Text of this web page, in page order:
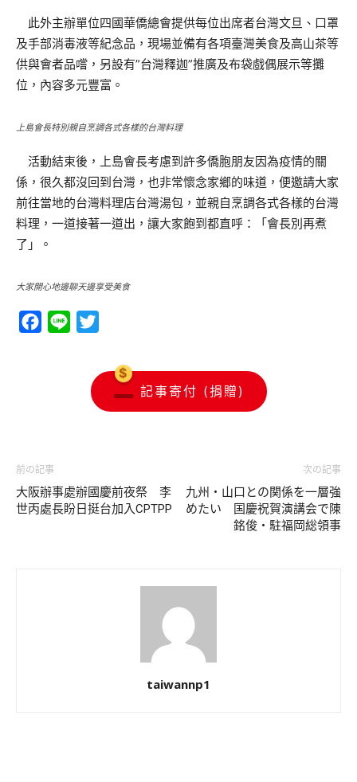
此外主辦單位四國華僑總會提供每位出席者台灣文旦、口罩
及手部消毒液等紀念品，現場並備有各項臺灣美食及高山茶等
供與會者品嚐，另設有”台灣釋迦”推廣及布袋戲偶展示等攤
位，內容多元豐富。
上島會長特別親自烹調各式各樣的台灣料理
活動結束後，上島會長考慮到許多僑胞朋友因為疫情的關
係，很久都沒回到台灣，也非常懷念家鄉的味道，便邀請大家
前往當地的台灣料理店台灣湯包，並親自烹調各式各樣的台灣
料理，一道接著一道出，讓大家飽到都直呼：「會長別再煮
了」。
大家開心地邊聊天邊享受美食
Facebook
Line
記事寄付 (捐贈)
前の記事
大阪辦事處辦國慶前夜祭 李
世丙處長盼日挺台加入CPTPP
次の記事
九州・山口との関係を一層強
めたい 国慶祝賀演講会で陳
銘俊・駐福岡総領事
taiwannp1